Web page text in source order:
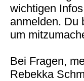
wichtigen
anmelden. Du
um
Bei Fragen,
Rebekka